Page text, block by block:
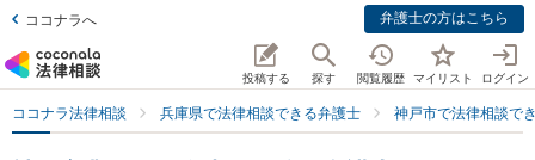
ココナラへ 弁護士の方はこちら
投稿する 探す 閲覧履歴 マイリスト ログイン
ココナラ法律相談 兵庫県で法律相談できる弁護士 神戸市で法律相談で